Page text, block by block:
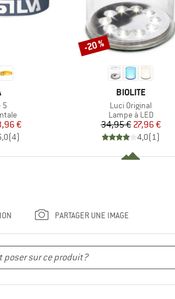
5
réduit
€
(4)
MARQUE
BIOLITE
Article
Luci Original
Product group
Lampe à LED
Prix
34,95 €Prix réduit
27,96 €
4,0(1)
Remise
-20 %
PARTAGER UNE IMAGE